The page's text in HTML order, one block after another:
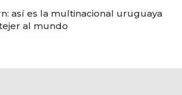
así es la multinacional uruguaya
al mundo